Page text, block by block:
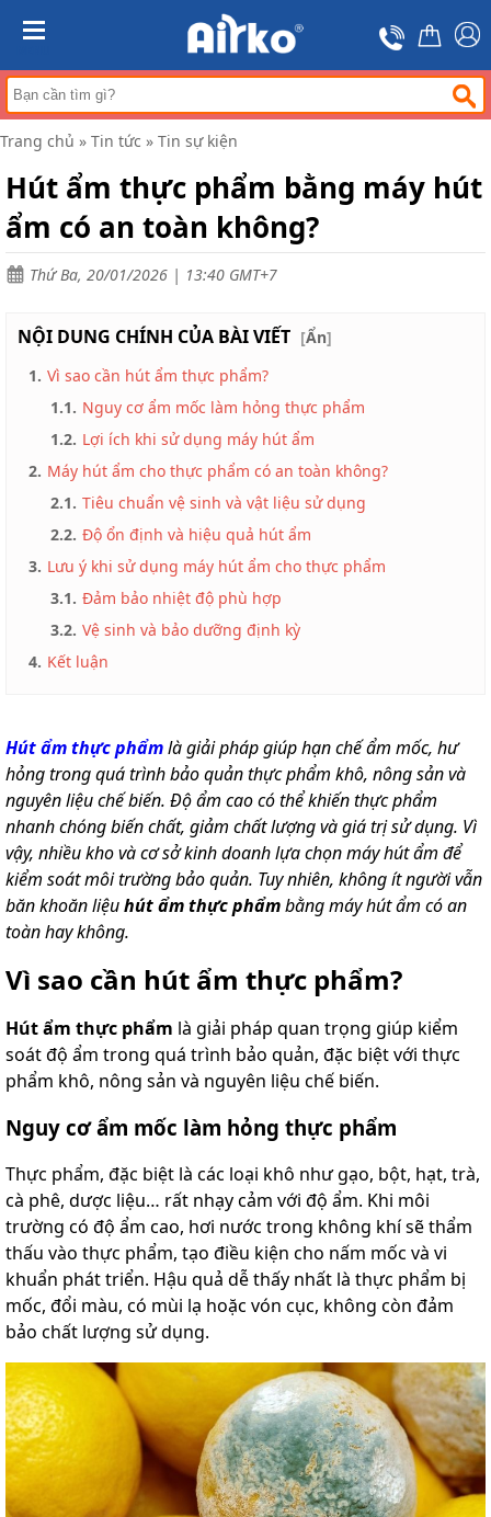
Trang
chủ
Máy
hút
ẩm
Máy
không
hòa
di
nghiệp
Tin
Trang chủ » Tin tức » Tin sự kiện
Hút ẩm thực phẩm bằng máy hút
ẩm có an toàn không?
Thứ Ba, 20/01/2026 | 13:40 GMT+7
NỘI DUNG CHÍNH CỦA BÀI VIẾT [Ẩn]
1. Vì sao cần hút ẩm thực phẩm?
1.1. Nguy cơ ẩm mốc làm hỏng thực phẩm
1.2. Lợi ích khi sử dụng máy hút ẩm
2. Máy hút ẩm cho thực phẩm có an toàn không?
2.1. Tiêu chuẩn vệ sinh và vật liệu sử dụng
2.2. Độ ổn định và hiệu quả hút ẩm
3. Lưu ý khi sử dụng máy hút ẩm cho thực phẩm
3.1. Đảm bảo nhiệt độ phù hợp
3.2. Vệ sinh và bảo dưỡng định kỳ
4. Kết luận
Hút ẩm thực phẩmlà giải pháp giúp hạn chế ẩm mốc, hư
hỏng trong quá trình bảo quản thực phẩm khô, nông sản và
nguyên liệu chế biến. Độ ẩm cao có thể khiến thực phẩm
nhanh chóng biến chất, giảm chất lượng và giá trị sử dụng. Vì
vậy, nhiều kho và cơ sở kinh doanh lựa chọn máy hút ẩm để
kiểm soát môi trường bảo quản. Tuy nhiên, không ít người vẫn
băn khoăn liệuhút ẩm thực phẩmbằng máy hút ẩm có an
toàn hay không.
Vì sao cần hút ẩm thực phẩm?
Hút ẩm thực phẩm là giải pháp quan trọng giúp kiểm
soát độ ẩm trong quá trình bảo quản, đặc biệt với thực
phẩm khô, nông sản và nguyên liệu chế biến.
Nguy cơ ẩm mốc làm hỏng thực phẩm
Thực phẩm, đặc biệt là các loại khô như gạo, bột, hạt, trà,
cà phê, dược liệu… rất nhạy cảm với độ ẩm. Khi môi
trường có độ ẩm cao, hơi nước trong không khí sẽ thẩm
thấu vào thực phẩm, tạo điều kiện cho nấm mốc và vi
khuẩn phát triển. Hậu quả dễ thấy nhất là thực phẩm bị
mốc, đổi màu, có mùi lạ hoặc vón cục, không còn đảm
bảo chất lượng sử dụng.